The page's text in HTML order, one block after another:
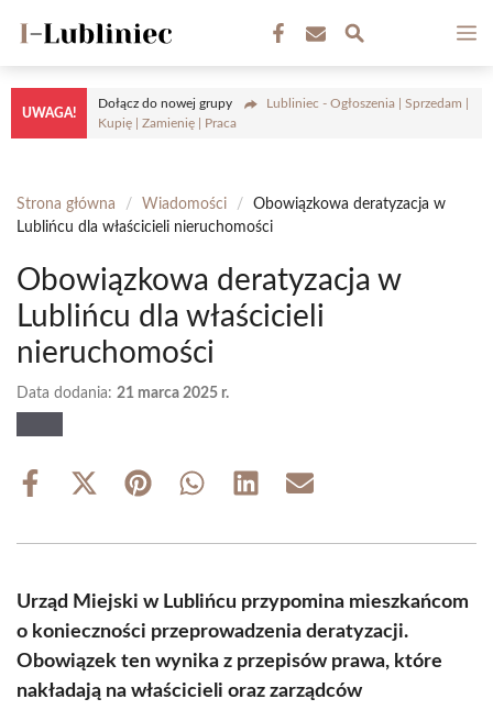
treści
UWAGA!
Dołącz do nowej grupy
Lubliniec - Ogłoszenia | Sprzedam |
Kupię | Zamienię | Praca
Strona główna / Wiadomości /
Obowiązkowa deratyzacja w
Lublińcu dla właścicieli nieruchomości
Obowiązkowa deratyzacja w
Lublińcu dla właścicieli
nieruchomości
Data dodania: 21 marca 2025 r.
Share
Share
(Twitter)
Share Share Share Share
Urząd Miejski w Lublińcu przypomina mieszkańcom
o konieczności przeprowadzenia deratyzacji.
Obowiązek ten wynika z przepisów prawa, które
nakładają na właścicieli oraz zarządców